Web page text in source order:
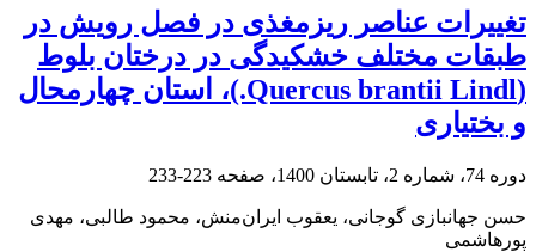
تغییرات عناصر ریزمغذی در فصل رویش در
طبقات مختلف خشکیدگی در درختان بلوط
(Quercus brantii Lindl.)، استان چهارمحال
و بختیاری
دوره 74، شماره 2، تابستان 1400، صفحه 223-233
حسن جهانبازی گوجانی، یعقوب ایران‌منش، محمود طالبی، مهدی
پورهاشمی